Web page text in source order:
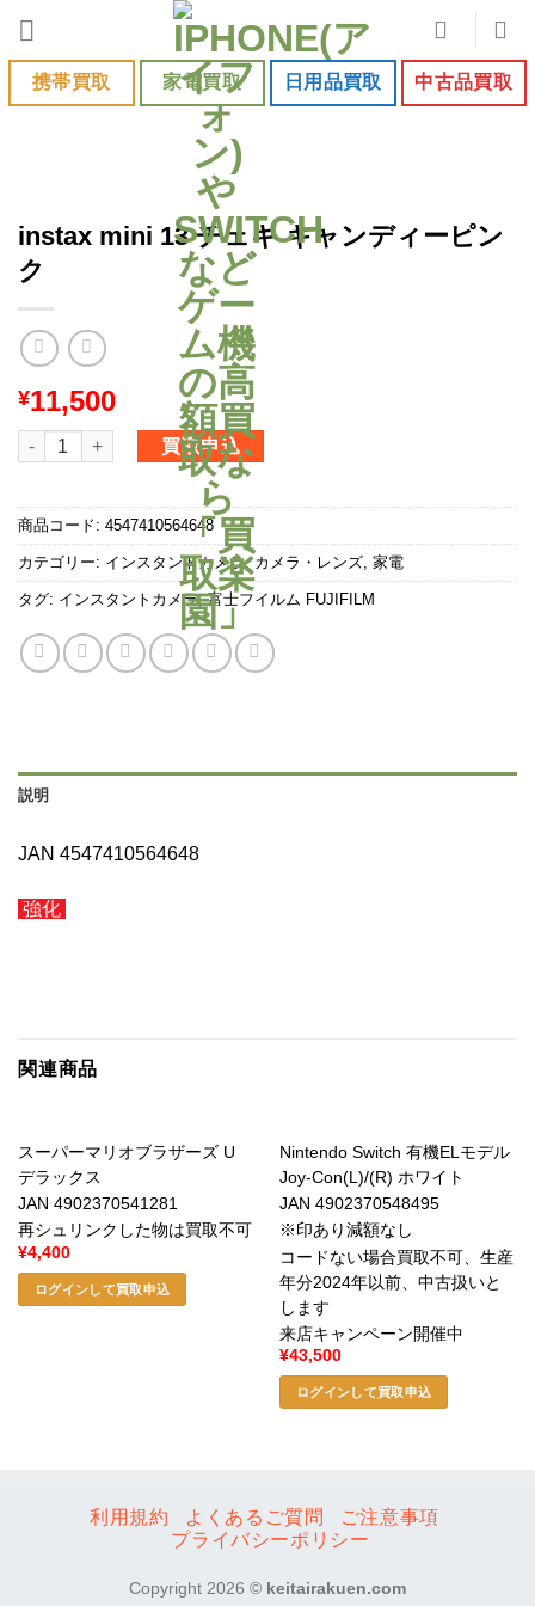
content携帯買取 家電買取 日用品買取 中古品買取
instax mini 13 チェキ キャンディーピン
ク
¥11,500
instax mini 13 チェキ キャンディーピンク個
買取申込
商品コード: 4547410564648
カテゴリー: インスタントカメラ,カメラ・レンズ 家電
タグ: インスタントカメラ,富士フイルム FUJIFILM
説明
JAN 4547410564648
強化
関連商品
スーパーマリオブラザーズ U
デラックス
JAN 4902370541281
再シュリンクした物は買取不可
¥4,400
ログインして買取申込
Nintendo Switch 有機ELモデル
Joy-Con(L)/(R) ホワイト
JAN 4902370548495
※印あり減額なし
コードない場合買取不可、生産
年分2024年以前、中古扱いと
します
来店キャンペーン開催中
¥43,500
ログインして買取申込
利用規約 よくあるご質問
ご注意事項
プライバシーポリシー
Copyright 2026 © keitairakuen.com